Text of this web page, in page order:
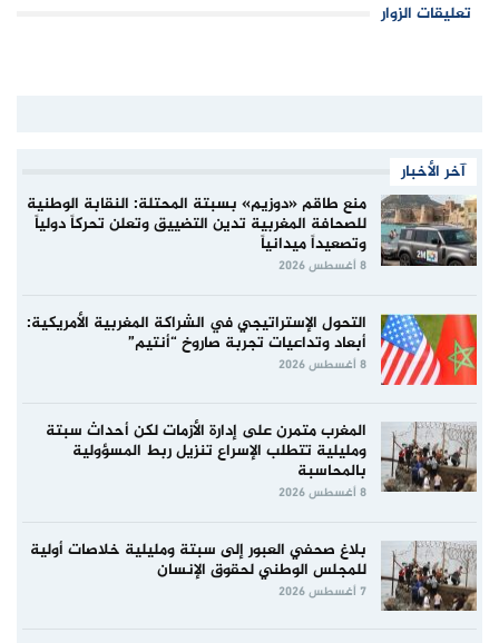
تعليقات الزوار
آخر الأخبار
منع طاقم «دوزيم» بسبتة المحتلة: النقابة الوطنية
للصحافة المغربية تدين التضييق وتعلن تحركاً دولياً
وتصعيداً ميدانياً
8 أغسطس 2026
التحول الإستراتيجي في الشراكة المغربية الأمريكية:
أبعاد وتداعيات تجربة صاروخ “أنتيم”
8 أغسطس 2026
المغرب متمرن على إدارة الأزمات لكن أحداث سبتة
ومليلية تتطلب الإسراع تنزيل ربط المسؤولية
بالمحاسبة
8 أغسطس 2026
بلاغ صحفي العبور إلى سبتة ومليلية خلاصات أولية
للمجلس الوطني لحقوق الإنسان
7 أغسطس 2026